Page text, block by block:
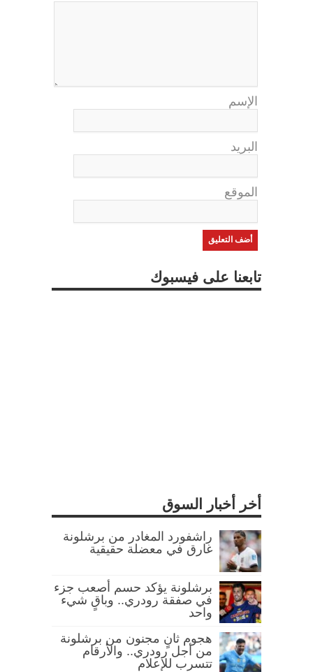
الإسم
البريد
الموقع
تابعنا على فيسبوك
أخر أخبار السوق
راشفورد المغادر من برشلونة
غارق في معضلة حقيقية
برشلونة يؤكد حسم أصعب جزء
في صفقة رودري.. وباقٍ شيء
واحد
هجوم ثانٍ مجنون من برشلونة
من أجل رودري.. والأرقام
تتسرب للإعلام